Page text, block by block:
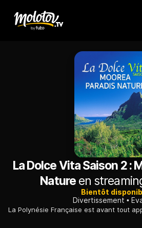
La Dolce Vita Saison 2 :
Natureen
Bientôt
Divertissement